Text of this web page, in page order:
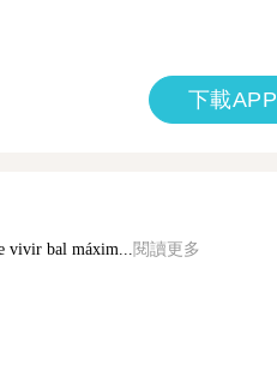
下載APP
vivir bal máxim... 閱讀更多